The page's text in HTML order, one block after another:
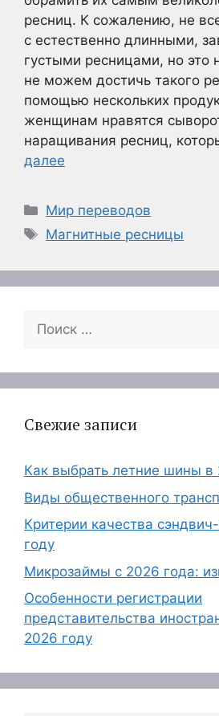
ресниц. К сожалению, не
с естественно длинными,
густыми ресницами, но это
не можем достичь такого
помощью нескольких
женщинам нравятся
наращивания ресниц,
далее
Рубрики
Мир переводов
Метки
Магнитные ресницы
Поиск:
Свежие записи
Как выбрать летние шины в
Виды общественного
Критерии качества
году
Микрозаймы с 2026 года:
Особенности регистрации
представительства
2026 году